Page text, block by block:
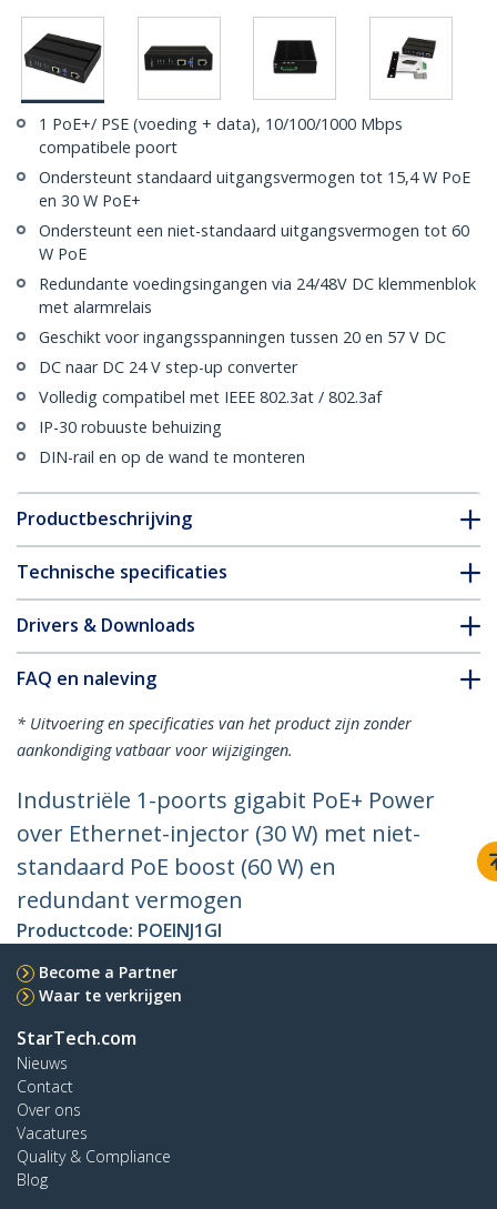
1 PoE+/ PSE (voeding + data), 10/100/1000 Mbps
compatibele poort
Ondersteunt standaard uitgangsvermogen tot 15,4 W PoE
en 30 W PoE+
Ondersteunt een niet-standaard uitgangsvermogen tot 60
W PoE
Redundante voedingsingangen via 24/48V DC klemmenblok
met alarmrelais
Geschikt voor ingangsspanningen tussen 20 en 57 V DC
DC naar DC 24 V step-up converter
Volledig compatibel met IEEE 802.3at / 802.3af
IP-30 robuuste behuizing
DIN-rail en op de wand te monteren
Productbeschrijving
Technische specificaties
Drivers & Downloads
FAQ en naleving
* Uitvoering en specificaties van het product zijn zonder
aankondiging vatbaar voor wijzigingen.
Industriële 1-poorts gigabit PoE+ Power
over Ethernet-injector (30 W) met niet-
standaard PoE boost (60 W) en
redundant vermogen
Productcode: POEINJ1GI
Become a Partner
Waar te verkrijgen
StarTech.com
Nieuws
Contact
Over ons
Vacatures
Quality & Compliance
Blog